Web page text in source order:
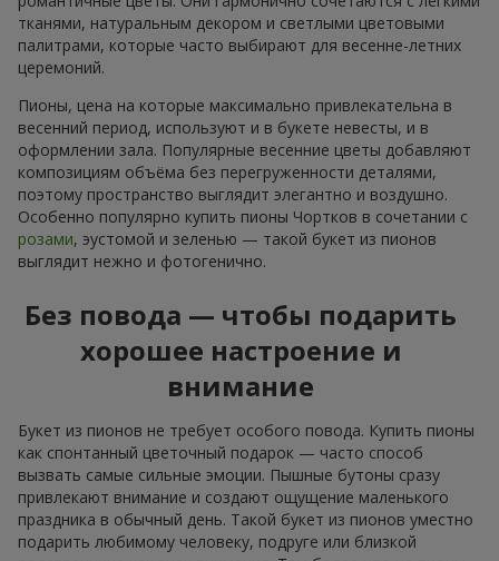
тканями, натуральным декором и светлыми цветовыми
палитрами, которые часто выбирают для весенне-летних
церемоний.
Пионы, цена на которые максимально привлекательна в
весенний период, используют и в букете невесты, и в
оформлении зала. Популярные весенние цветы добавляют
композициям объёма без перегруженности деталями,
поэтому пространство выглядит элегантно и воздушно.
Особенно популярно купить пионы Чортков в сочетании с
розами, эустомой и зеленью — такой букет из пионов
выглядит нежно и фотогенично.
Без повода — чтобы подарить
хорошее настроение и
внимание
Букет из пионов не требует особого повода. Купить пионы
как спонтанный цветочный подарок — часто способ
вызвать самые сильные эмоции. Пышные бутоны сразу
привлекают внимание и создают ощущение маленького
праздника в обычный день. Такой букет из пионов уместно
подарить любимому человеку, подруге или близкой